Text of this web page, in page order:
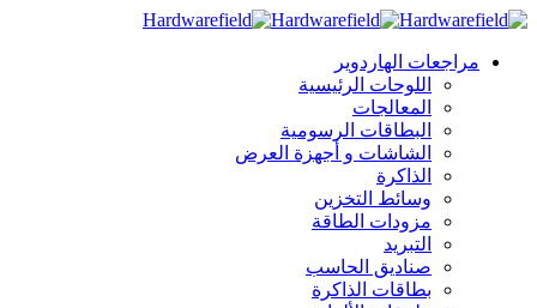
مراجعات الهاردوير
اللوحات الرئيسية
المعالجات
البطاقات الرسومية
الشاشات و أجهزة العرض
الذاكرة
وسائط التخزين
مزودات الطاقة
التبريد
صناديق الحاسب
بطاقات الذاكرة